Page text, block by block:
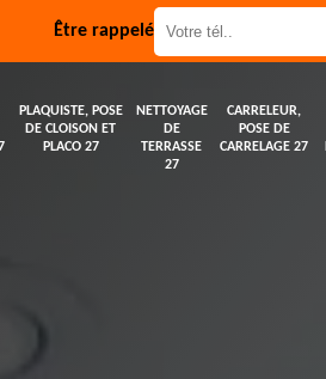
Être rappelé
PLAQUISTE, POSE
DE CLOISON ET
PLACO 27
NETTOYAGE
DE
TERRASSE
27
CARRELEUR,
POSE DE
CARRELAGE 27